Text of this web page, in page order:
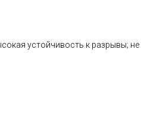
устойчивость к разрывы;